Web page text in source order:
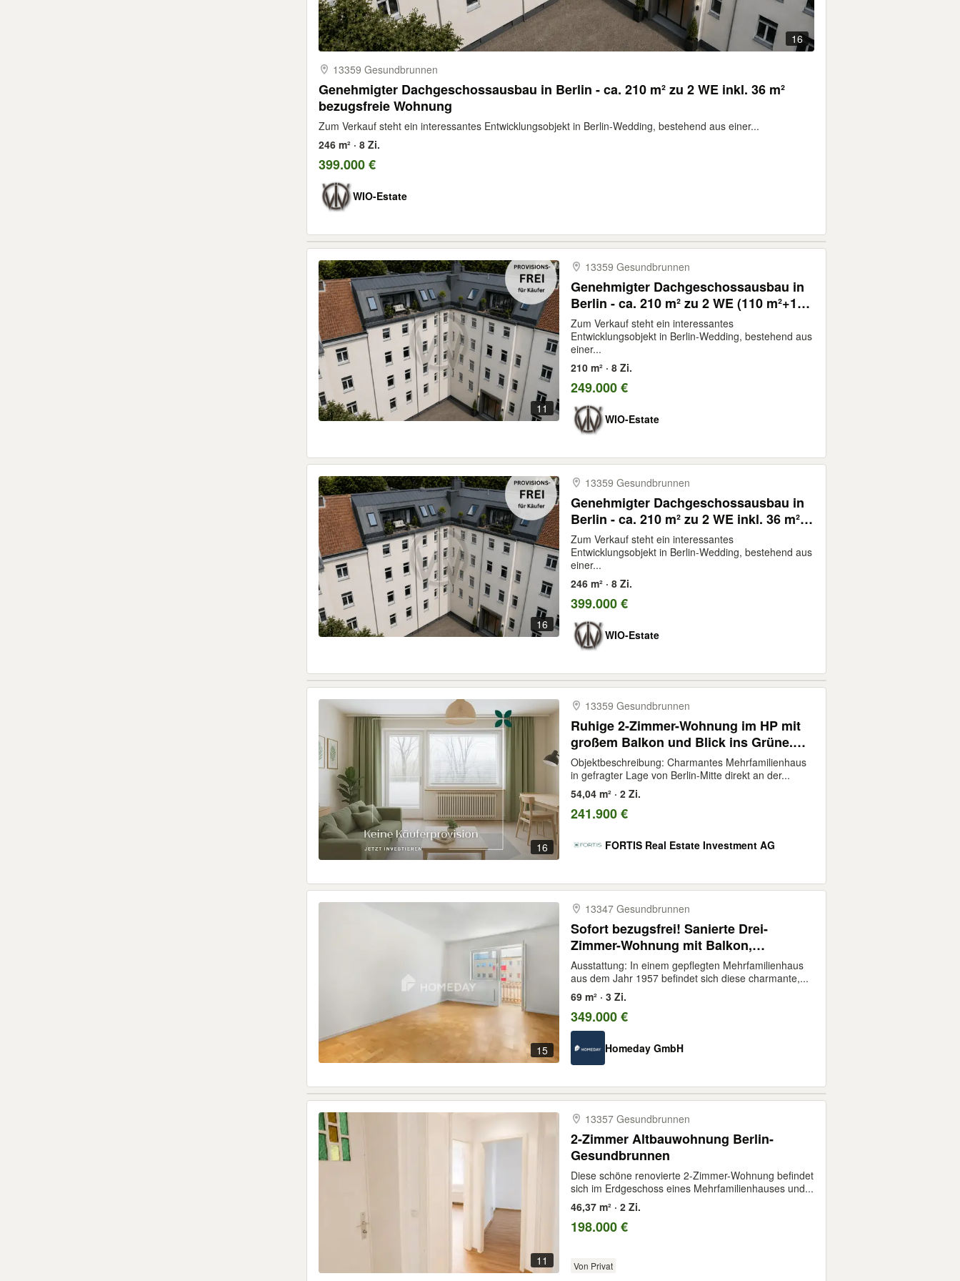
16
13359 Gesundbrunnen
Genehmigter Dachgeschossausbau in Berlin - ca. 210 m² zu 2 WE inkl. 36 m²
bezugsfreie Wohnung
Zum Verkauf steht ein interessantes Entwicklungsobjekt in Berlin-Wedding, bestehend aus einer...
246 m² · 8 Zi.
399.000 €
WIO-Estate
11
13359 Gesundbrunnen
Genehmigter Dachgeschossausbau in
Berlin - ca. 210 m² zu 2 WE (110 m²+100
m²) inkl. Aufzug & Loggia!
Zum Verkauf steht ein interessantes
Entwicklungsobjekt in Berlin-Wedding, bestehend aus
einer...
210 m² · 8 Zi.
249.000 €
WIO-Estate
16
13359 Gesundbrunnen
Genehmigter Dachgeschossausbau in
Berlin - ca. 210 m² zu 2 WE inkl. 36 m²
bezugsfreie Wohnung
Zum Verkauf steht ein interessantes
Entwicklungsobjekt in Berlin-Wedding, bestehend aus
einer...
246 m² · 8 Zi.
399.000 €
WIO-Estate
16
13359 Gesundbrunnen
Ruhige 2-Zimmer-Wohnung im HP mit
großem Balkon und Blick ins Grüne.
Provisionsfrei für Käufer
Objektbeschreibung: Charmantes Mehrfamilienhaus
in gefragter Lage von Berlin-Mitte direkt an der...
54,04 m² · 2 Zi.
241.900 €
FORTIS Real Estate Investment AG
15
13347 Gesundbrunnen
Sofort bezugsfrei! Sanierte Drei-
Zimmer-Wohnung mit Balkon,
Einbauküche und Keller
Ausstattung: In einem gepflegten Mehrfamilienhaus
aus dem Jahr 1957 befindet sich diese charmante,...
69 m² · 3 Zi.
349.000 €
Homeday GmbH
11
13357 Gesundbrunnen
2-Zimmer Altbauwohnung Berlin-
Gesundbrunnen
Diese schöne renovierte 2-Zimmer-Wohnung befindet
sich im Erdgeschoss eines Mehrfamilienhauses und...
46,37 m² · 2 Zi.
198.000 €
Von Privat